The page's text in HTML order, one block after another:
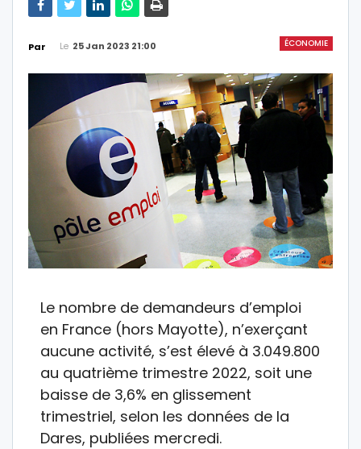
ÉCONOMIE
Par Le 25 Jan 2023 21:00
Le nombre de demandeurs d’emploi
en France (hors Mayotte), n’exerçant
aucune activité, s’est élevé à 3.049.800
au quatrième trimestre 2022, soit une
baisse de 3,6% en glissement
trimestriel, selon les données de la
Dares, publiées mercredi.